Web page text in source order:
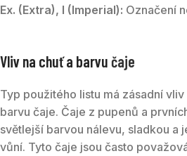
Ex. (Extra), I (Imperial): Označení
Vliv na chuť a barvučaje
Typ použitého listu má zásadní
barvu čaje. Čaje z pupenů a
světlejší barvou nálevu, sladkou a
vůní. Tyto čaje jsou často